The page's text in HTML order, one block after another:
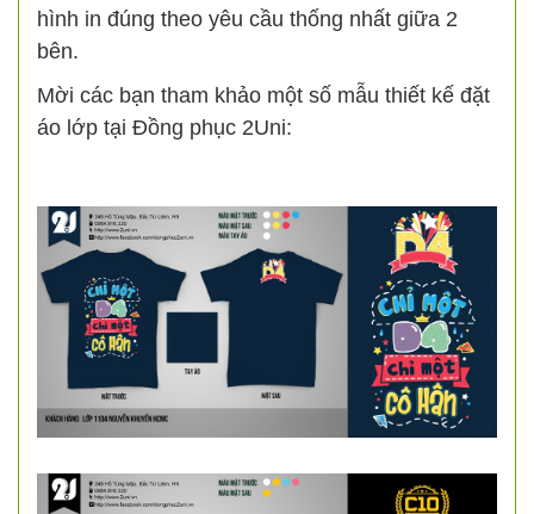
hình in đúng theo yêu cầu thống nhất giữa 2
bên.
Mời các bạn tham khảo một số mẫu thiết kế đặt
áo lớp tại Đồng phục 2Uni: